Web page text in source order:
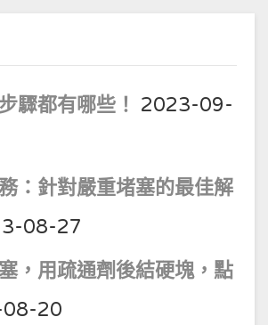
驟都有哪些！ 2023-09-
：針對嚴重堵塞的最佳解
08-27
，用疏通劑後結硬塊，點
20